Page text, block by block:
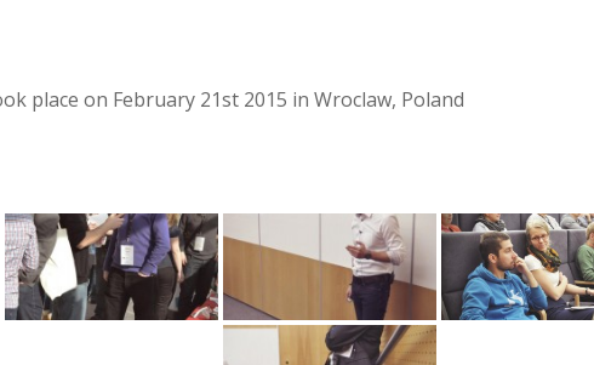
place on February 21st 2015 in Wroclaw, Poland